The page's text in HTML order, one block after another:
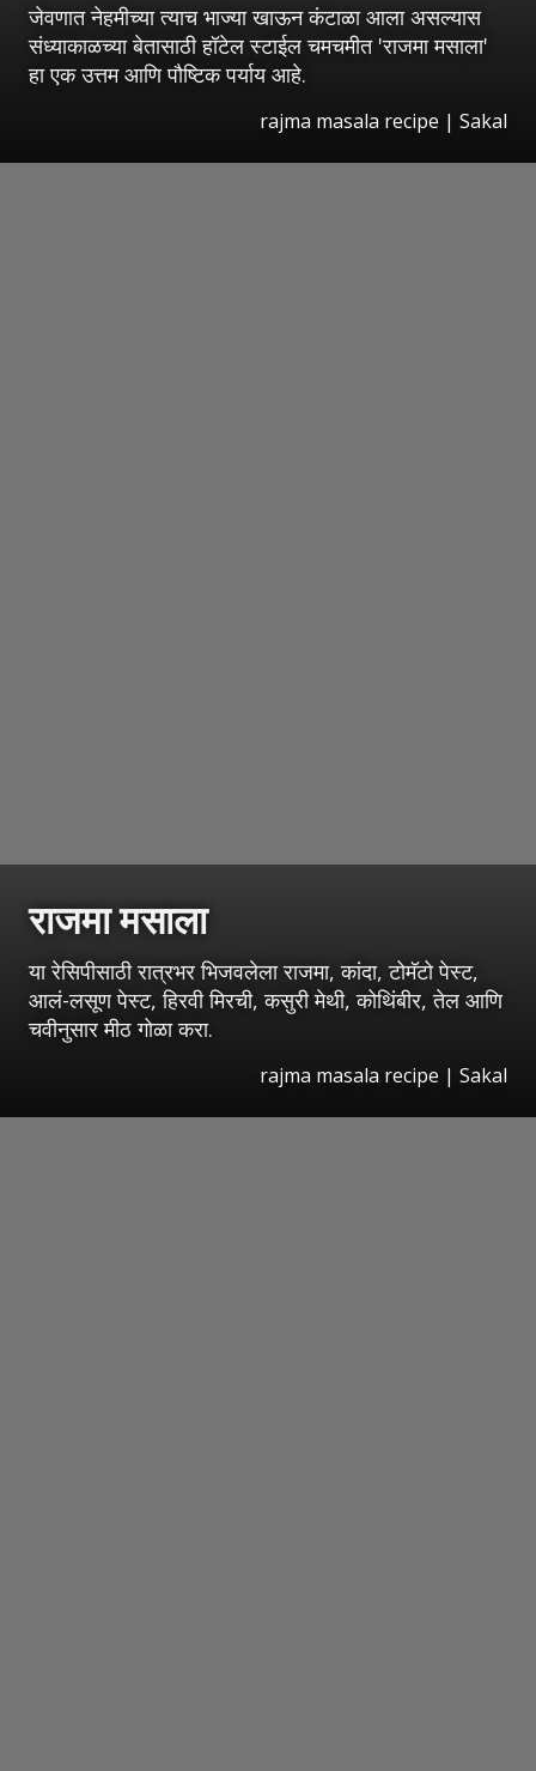
जेवणात नेहमीच्या त्याच भाज्या खाऊन कंटाळा आला असल्यास
संध्याकाळच्या बेतासाठी हॉटेल स्टाईल चमचमीत 'राजमा मसाला'
हा एक उत्तम आणि पौष्टिक पर्याय आहे.
rajma masala recipe | Sakal
राजमा मसाला
या रेसिपीसाठी रात्रभर भिजवलेला राजमा, कांदा, टोमॅटो पेस्ट,
आलं-लसूण पेस्ट, हिरवी मिरची, कसुरी मेथी, कोथिंबीर, तेल आणि
चवीनुसार मीठ गोळा करा.
rajma masala recipe | Sakal